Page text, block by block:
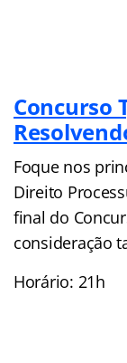
Concurso
Foque nos
Direito
final do
consideração
Horário: 21h